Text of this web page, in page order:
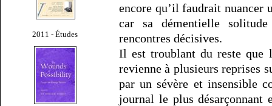
2011 - Études
encore qu’il faudrait nuancer
car sa démentielle
rencontres décisives.
Il est troublant du reste que
revienne à plusieurs reprises
par un sévère et insensible
journal le plus désarçonnant